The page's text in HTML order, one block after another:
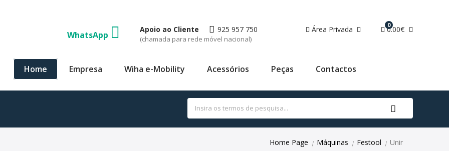
WhatsApp
Apoio ao Cliente 925 957 750
(chamada para rede móvel nacional)
Área Privada 0
0.00€
Home Empresa Wiha e-Mobility Acessórios Peças Contactos
Home Page | Máquinas | Festool | Unir